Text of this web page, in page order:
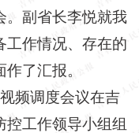
。副省长李悦就我
工作情况、存在的
了汇报。
频调度会议在吉
控工作领导小组组